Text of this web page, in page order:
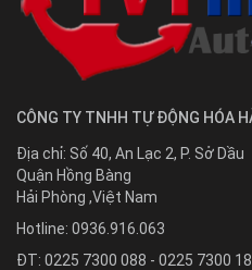
CÔNG TY TNHH TỰ ĐỘNG HÓA
Địa chỉ: Số 40, An Lạc 2, P. Sở Dầu
Quận Hồng Bàng
Hải Phòng ,Việt Nam
Hotline: 0936.916.063
ĐT: 0225 7300 088 - 0225 7300